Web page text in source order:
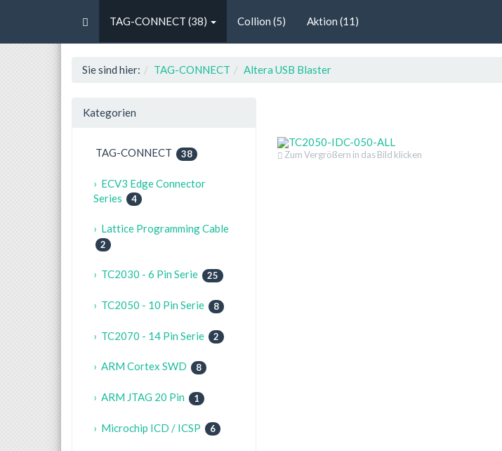
TAG-CONNECT (38) Collion (5) Aktion (11)
Sie sind hier: TAG-CONNECT Altera USB Blaster
Kategorien
TAG-CONNECT 38
› ECV3 Edge Connector
Series
4
› Lattice Programming Cable
2
› TC2030 - 6 Pin Serie 25
› TC2050 - 10 Pin Serie 8
› TC2070 - 14 Pin Serie 2
› ARM Cortex SWD 8
› ARM JTAG 20 Pin 1
› Microchip ICD / ICSP 6
Zum Vergrößern in das Bild klicken